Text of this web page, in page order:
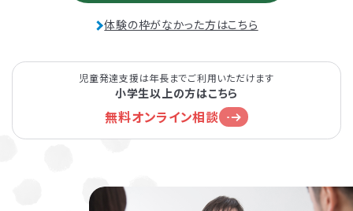
体験の枠がなかった方はこちら
児童発達支援は年長までご利用いただけます
小学生以上の方はこちら
無料オンライン相談